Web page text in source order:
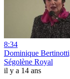
8:34
Dominique
Ségolène Royal
il y a 14 ans